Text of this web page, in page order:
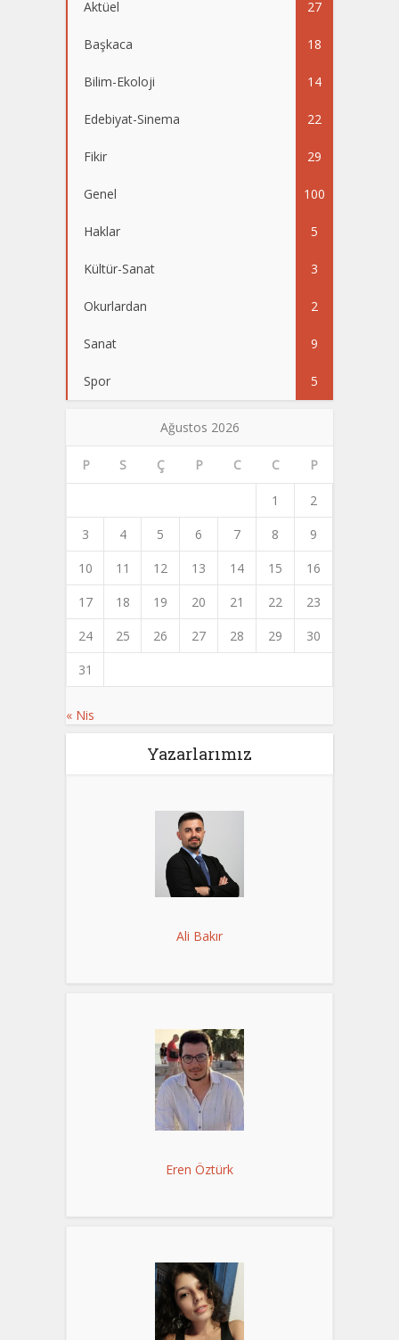
Aktüel 27
Başkaca 18
Bilim-Ekoloji 14
Edebiyat-Sinema 22
Fikir 29
Genel 100
Haklar 5
Kültür-Sanat 3
Okurlardan 2
Sanat 9
Spor 5
Ağustos 2026
P S Ç P C C P
1
2
3
4 5 6 7 8
9
10
11 12 13 14 15
16
17
18 19 20 21 22
23
24
25 26 27 28 29
30
31
« Nis
Yazarlarımız
Ali Bakır
Eren Öztürk